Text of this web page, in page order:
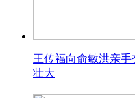
王传福向俞敏洪亲
壮大